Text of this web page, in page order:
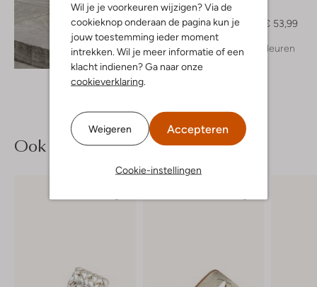
Wil je je voorkeuren wijzigen? Via de
cookieknop onderaan de pagina kun je
jouw toestemming ieder moment
intrekken. Wil je meer informatie of een
klacht indienen? Ga naar onze
cookieverklaring.
Weigeren Accepteren
Cookie-instellingen
Ontdek de look
T-shirt
€ 89,99
€ 53,99
+ meer kleuren
Ook iets voor jou?